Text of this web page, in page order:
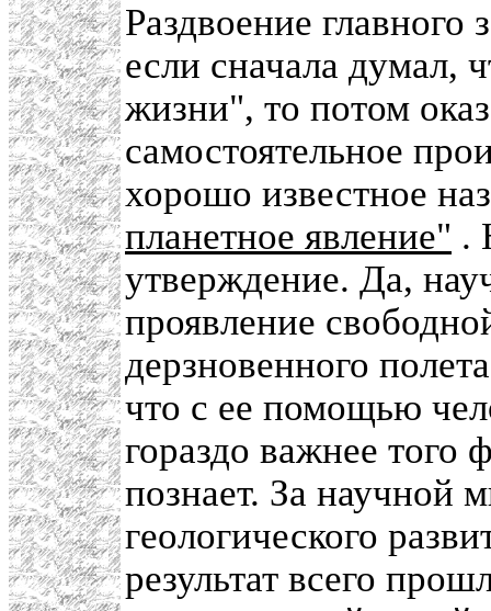
Раздвоение
если сначала думал,
жизни", то потом
самостоятельное
хорошо известное
планетное явление" .
утверждение. Да,
проявление
дерзновенного
что с ее помощью
гораздо важнее того
познает. За научной
геологического
результат всего